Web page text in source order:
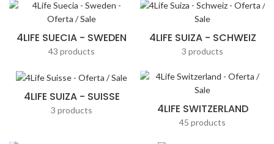
4LIFE SUECIA - SWEDEN
43 products
4LIFE SUIZA - SCHWEIZ
3 products
4LIFE SUIZA - SUISSE
3 products 4LIFE SWITZERLAND
45 products